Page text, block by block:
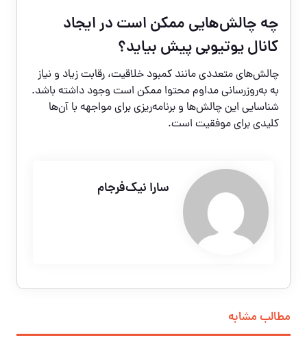
چه چالش‌هایی ممکن است در ایجاد
کانال یوتیوبی پیش بیاید؟
چالش‌های متعددی مانند کمبود خلاقیت، رقابت زیاد و نیاز
به به‌روزرسانی مداوم محتوا ممکن است وجود داشته باشد.
شناسایی این چالش‌ها و برنامه‌ریزی برای مواجهه با آن‌ها
کلیدی برای موفقیت است.
سارا نیک‌فرجام
مطالب مشابه